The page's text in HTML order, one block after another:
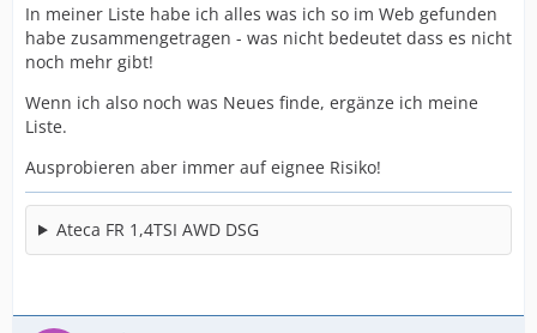
In meiner Liste habe ich alles was ich so im Web gefunden
habe zusammengetragen - was nicht bedeutet dass es nicht
noch mehr gibt!
Wenn ich also noch was Neues finde, ergänze ich meine
Liste.
Ausprobieren aber immer auf eignee Risiko!
Ateca FR 1,4TSI AWD DSG